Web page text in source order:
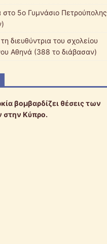
στο 5ο Γυμνάσιο Πετρούπολης
διευθύντρια του σχολείου
Αθηνά (388 το διάβασαν)
βομβαρδίζει θέσεις των
στην Κύπρο.